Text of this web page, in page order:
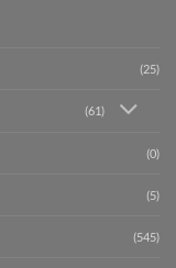
(25)
(61)
(0)
(5)
(545)